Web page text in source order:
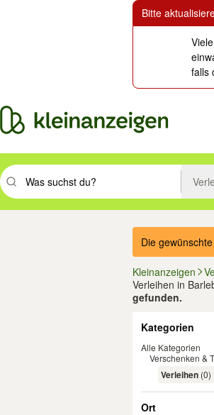
Bitte
falls
Suchbegriff eingeben. Eingabetaste drücken
Die
Kleinanzeigen
Verleihen in
gefunden.
Kategorien
Alle Kategorien
Verschenken &
Verleihen (0)
Ort